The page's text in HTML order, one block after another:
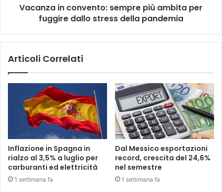
Vacanza in convento: sempre più ambita per
fuggire dallo stress della pandemia
Articoli Correlati
Inflazione in Spagna in
rialzo al 3,5% a luglio per
carburanti ed elettricità
1 settimana fa
Dal Messico esportazioni
record, crescita del 24,6%
nel semestre
1 settimana fa